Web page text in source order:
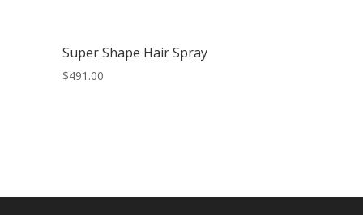
Super Shape Hair Spray
$491.00